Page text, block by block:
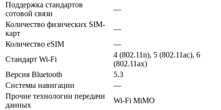
Поддержка стандартов
сотовой связи
—
Количество физических SIM-
карт
—
Количество eSIM
—
Стандарт Wi-Fi
4 (802.11n), 5 (802.11ac), 6
(802.11ax)
Версия Bluetooth
5.3
Системы навигации
—
Прочие технологии передачи
данных
Wi-Fi MiMO